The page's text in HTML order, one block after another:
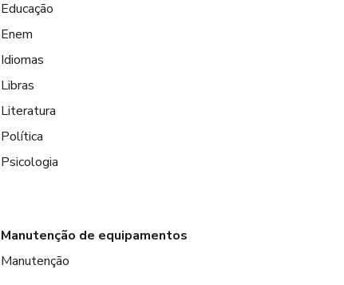
Educação
Enem
Idiomas
Libras
Literatura
Política
Psicologia
Manutenção de equipamentos
Manutenção